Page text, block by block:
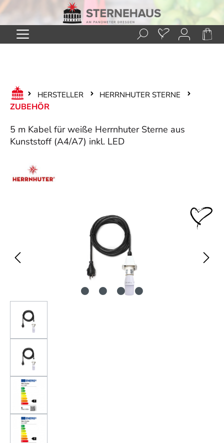
Zum Hauptinhalt springen
HERSTELLER HERRNHUTER STERNE
ZUBEHÖR
5 m Kabel für weiße Herrnhuter Sterne aus
Kunststoff (A4/A7) inkl. LED